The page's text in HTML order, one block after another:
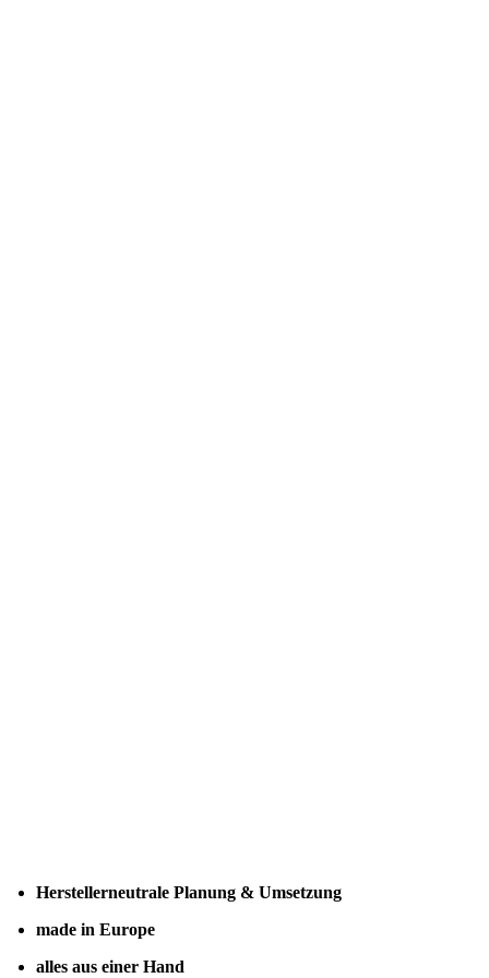
Herstellerneutrale Planung & Umsetzung
made in Europe
alles aus einer Hand